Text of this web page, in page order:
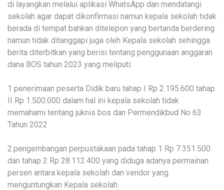
di layangkan melalui aplikasi WhatsApp dan mendatangi
sekolah agar dapat dikonfirmasi namun kepala sekolah tidak
berada di tempat bahkan ditelepon yang bertanda berdering
namun tidak ditanggapi juga oleh Kepala sekolah sehingga
berita diterbitkan yang berisi tentang penggunaan anggaran
dana BOS tahun 2023 yang meliputi:
1 penerimaan peserta Didik baru tahap I Rp 2.195.600 tahap
II Rp 1.500.000 dalam hal ini kepala sekolah tidak
memahami tentang juknis bos dan Permendikbud No 63
Tahun 2022
2.pengembangan perpustakaan pada tahap 1 Rp 7.351.500
dan tahap 2 Rp 28.112.400 yang diduga adanya permainan
persen antara kepala sekolah dan vendor yang
menguntungkan Kepala sekolah.